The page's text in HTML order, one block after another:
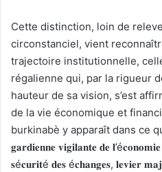
Cette distinction, loin de
circonstanciel, vient
trajectoire institutionnelle,
régalienne qui, par la rigueur
hauteur de sa vision, s’est
de la vie économique et
burkinabè y apparaît dans ce
𝐠𝐚𝐫𝐝𝐢𝐞𝐧𝐧𝐞 𝐯𝐢𝐠𝐢𝐥𝐚𝐧𝐭𝐞 𝐝𝐞
𝐬é𝐜𝐮𝐫𝐢𝐭é 𝐝𝐞𝐬 é𝐜𝐡𝐚𝐧𝐠𝐞𝐬, 𝐥𝐞𝐯𝐢𝐞𝐫